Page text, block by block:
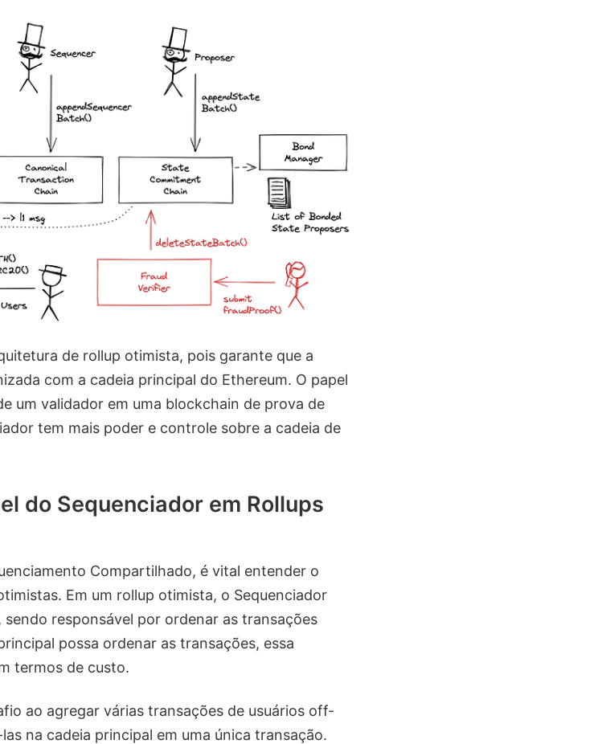
de rollup otimista, pois garante que a
com a cadeia principal do Ethereum. O papel
um validador em uma blockchain de prova de
tem mais poder e controle sobre a cadeia de
do Sequenciador em Rollups
Compartilhado, é vital entender o
Em um rollup otimista, o Sequenciador
responsável por ordenar as transações
possa ordenar as transações, essa
termos de custo.
ao agregar várias transações de usuários off-
na cadeia principal em uma única transação.